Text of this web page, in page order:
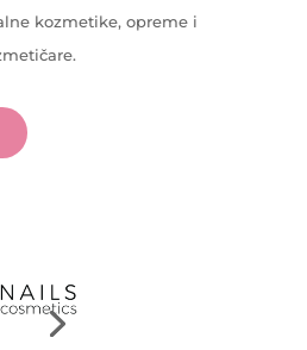
kozmetike, opreme i